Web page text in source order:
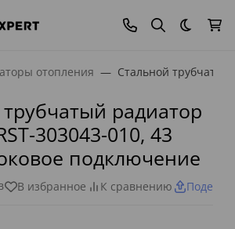
Темная
отопления Стальной трубчатый
радиатор
303043-010, 43
подключение
В избранное К сравнению